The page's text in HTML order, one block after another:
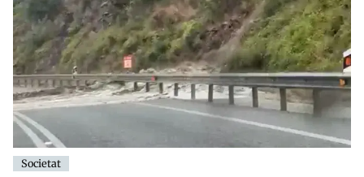
Societat